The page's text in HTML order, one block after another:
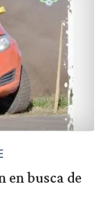
en busca de